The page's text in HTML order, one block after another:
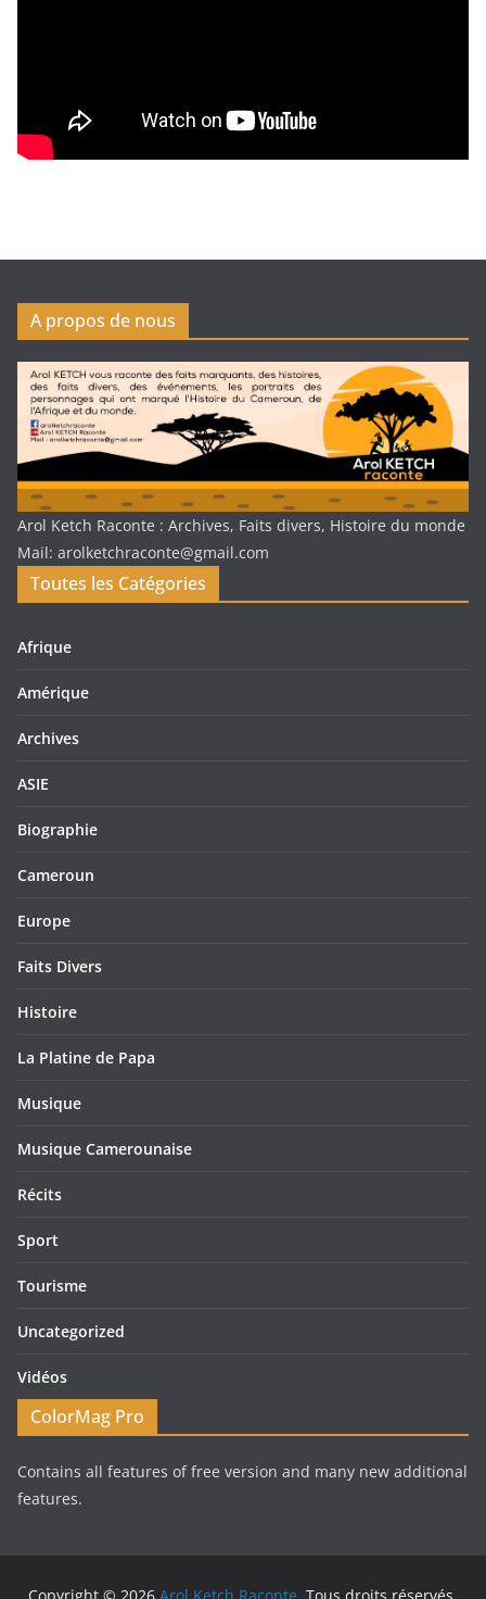
A propos de nous
Arol Ketch Raconte : Archives, Faits divers, Histoire du monde
Mail: arolketchraconte@gmail.com
Toutes les Catégories
Afrique
Amérique
Archives
ASIE
Biographie
Cameroun
Europe
Faits Divers
Histoire
La Platine de Papa
Musique
Musique Camerounaise
Récits
Sport
Tourisme
Uncategorized
Vidéos
ColorMag Pro
Contains all features of free version and many new additional
features.